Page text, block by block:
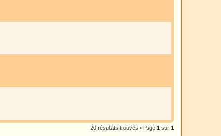
20 résultats trouvés • Page 1 sur 1